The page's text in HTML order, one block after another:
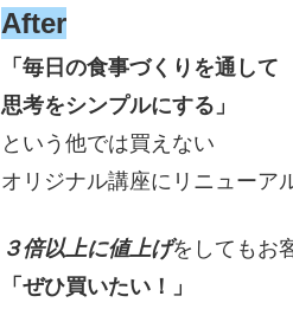
After
「毎日の食事づくりを通して
思考をシンプルにする」
という他では買えない
オリジナル講座にリニューア
３倍以上に値上げをしてもお
「ぜひ買いたい！」